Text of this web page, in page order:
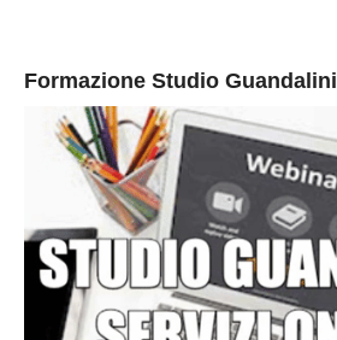
Formazione Studio Guandalini